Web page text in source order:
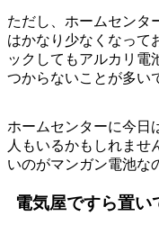
ただし、ホームセンタ
はかなり少なくなって
ックしてもアルカリ電
つからないことが多い
ホームセンターに今日
人もいるかもしれませ
いのがマンガン電池な
電気屋ですら置